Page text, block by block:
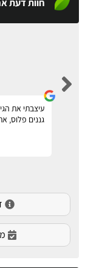
חוות דעת
עיצבתי את
גננים פלוס,